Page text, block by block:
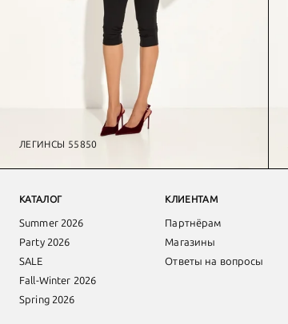
ЛЕГИНСЫ 55850
КАТАЛОГ
Summer 2026
Party 2026
SALE
Fall-Winter 2026
Spring 2026
КЛИЕНТАМ
Партнёрам
Магазины
Ответы на вопросы